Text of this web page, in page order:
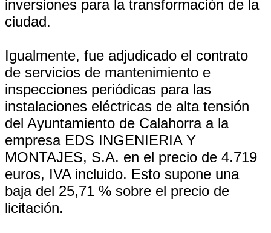
inversiones para la transformación de la
ciudad.
Igualmente, fue adjudicado el contrato
de servicios de mantenimiento e
inspecciones periódicas para las
instalaciones eléctricas de alta tensión
del Ayuntamiento de Calahorra a la
empresa EDS INGENIERIA Y
MONTAJES, S.A. en el precio de 4.719
euros, IVA incluido. Esto supone una
baja del 25,71 % sobre el precio de
licitación.